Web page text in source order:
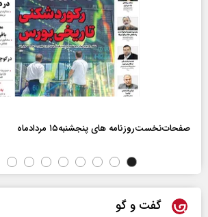
صفحات‌نخست‌روزنامه ها‌ی پنجشنبه‌۱۵ مردادماه
گفت و گو